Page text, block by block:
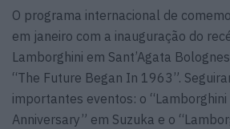
O programa internacional de
em janeiro com a inauguração do
Lamborghini em Sant’Agata
“The Future Began In 1963”.
importantes eventos: o
Anniversary” em Suzuka e o